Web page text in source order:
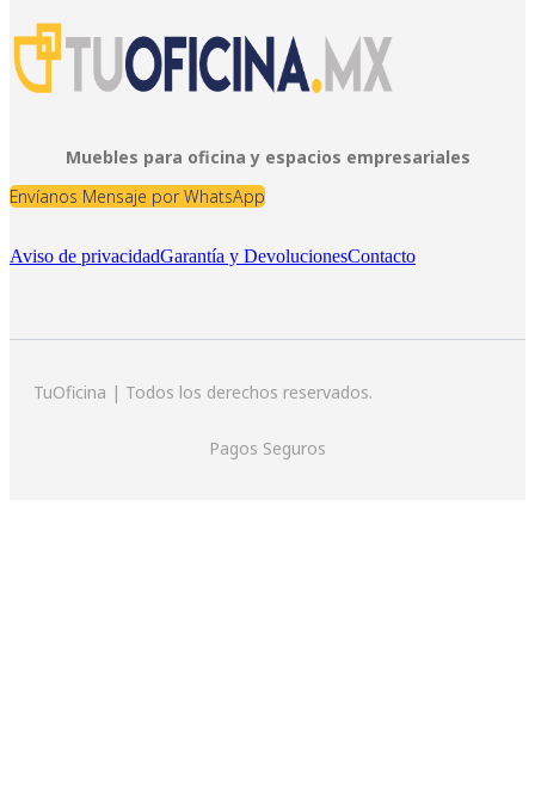
Muebles para oficina y espacios empresariales
Envíanos Mensaje por WhatsApp
Aviso de privacidadGarantía y DevolucionesContacto
TuOficina | Todos los derechos reservados.
Pagos Seguros